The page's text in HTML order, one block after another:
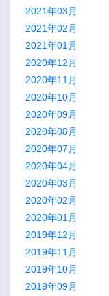
2021年03月
2021年02月
2021年01月
2020年12月
2020年11月
2020年10月
2020年09月
2020年08月
2020年07月
2020年04月
2020年03月
2020年02月
2020年01月
2019年12月
2019年11月
2019年10月
2019年09月